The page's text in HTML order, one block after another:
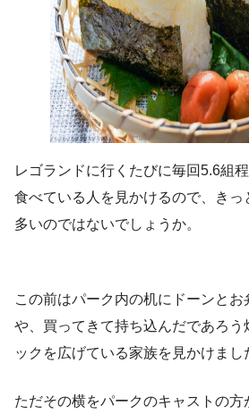
レゴランドに行くたびに毎回5.6組
食べている人を見かけるので、きっ
多いのではないでしょうか。
この前はパーク内の机にドーンとお
や、買ってきて持ち込んだであろ
ックを広げている家族を見かけまし
ただその横をパークのキャストの